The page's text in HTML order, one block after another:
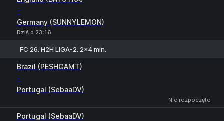
-
Germany (SUNNYLEMON)
Dziś o 23:16
FC 26. H2H LIGA-2. 2x4 min.
Brazil (PESHGAMT)
-
Portugal (SebaaDV)
Nie rozpoczęto
Portugal (SebaaDV)